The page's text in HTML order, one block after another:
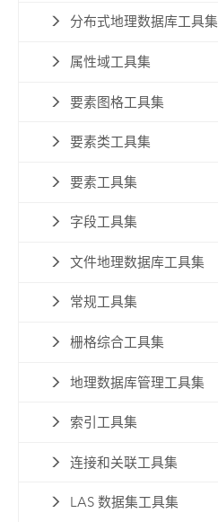
分布式地理数据库工具集
属性域工具集
要素图格工具集
要素类工具集
要素工具集
字段工具集
文件地理数据库工具集
常规工具集
栅格综合工具集
地理数据库管理工具集
索引工具集
连接和关联工具集
LAS 数据集工具集